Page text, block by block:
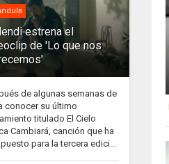
estrena el
de 'Lo que nos
de algunas semanas de
conocer su último
titulado El Cielo
Cambiará, canción que ha
para la tercera edici...